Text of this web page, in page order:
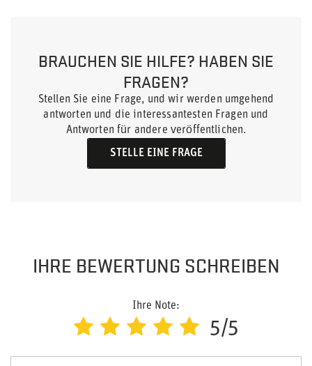
BRAUCHEN SIE HILFE? HABEN SIE
FRAGEN?
Stellen Sie eine Frage, und wir werden umgehend
antworten und die interessantesten Fragen und
Antworten für andere veröffentlichen.
STELLE EINE FRAGE
IHRE BEWERTUNG SCHREIBEN
Ihre Note:
5/5